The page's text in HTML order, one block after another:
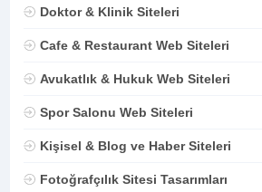
Doktor & Klinik Siteleri
Cafe & Restaurant Web Siteleri
Avukatlık & Hukuk Web Siteleri
Spor Salonu Web Siteleri
Kişisel & Blog ve Haber Siteleri
Fotoğrafçılık Sitesi Tasarımları